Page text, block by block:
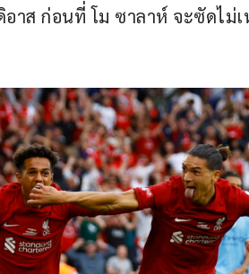
าส ก่อนที่ โม ซาลาห์ จะซัดไม่